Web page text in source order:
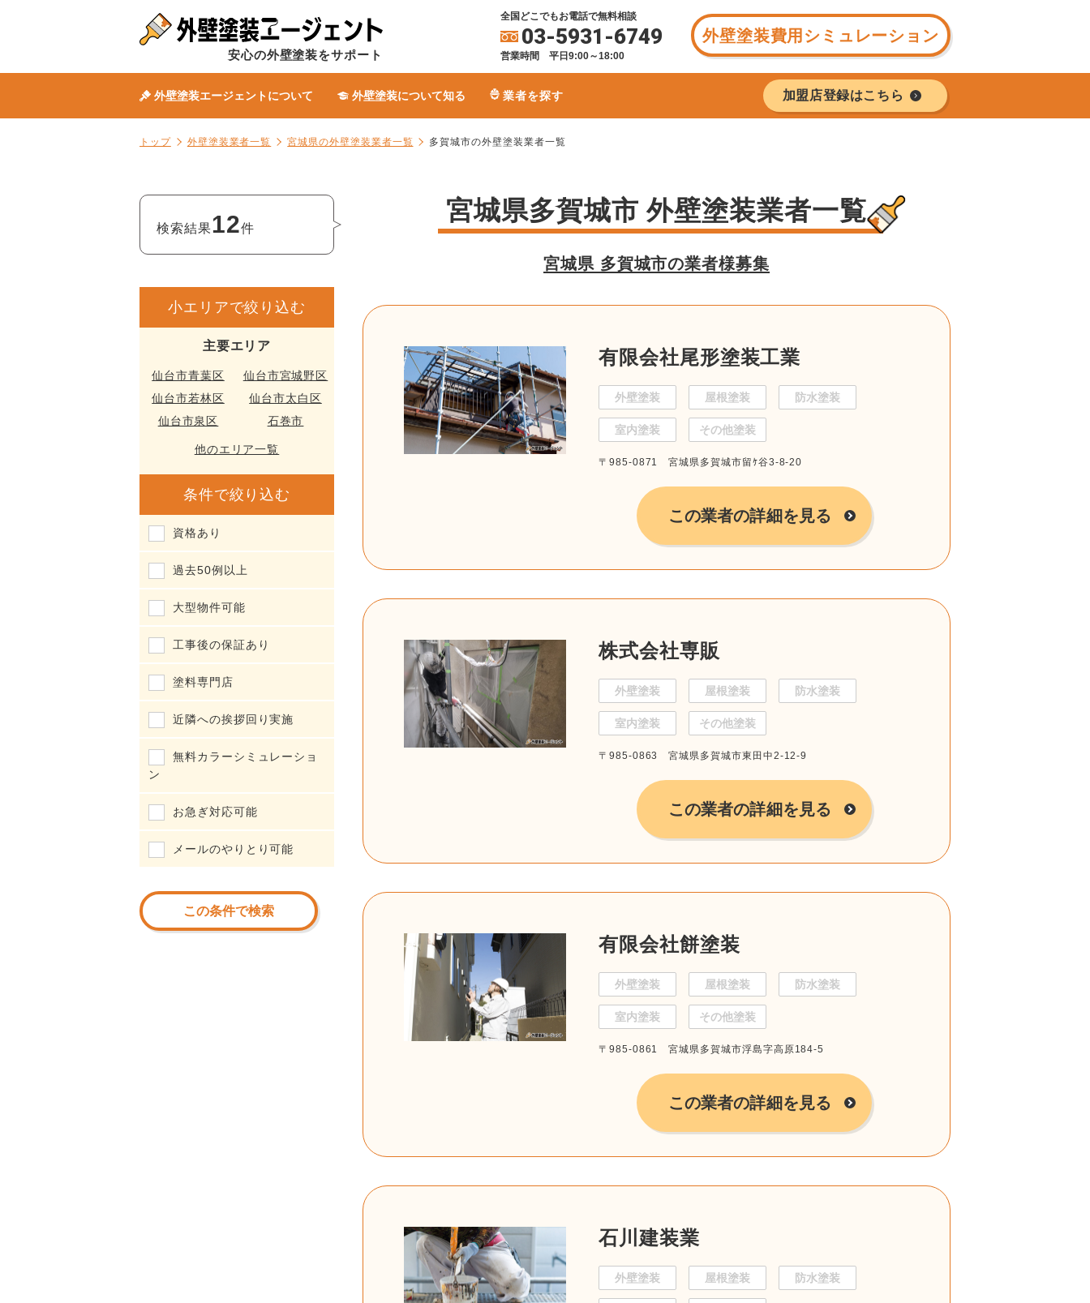
安心の外壁塗装をサポート
全国どこでもお電話で無料相談
03-5931-6749
営業時間 平日9:00～18:00
外壁塗装費用シミュレーション
外壁塗装エージェントについて 外壁塗装について知る 業者を探す 加盟店登録はこちら
トップ 外壁塗装業者一覧 宮城県の外壁塗装業者一覧 多賀城市の外壁塗装業者一覧
検索結果12件
小エリアで絞り込む
主要エリア
仙台市青葉区
仙台市宮城野区
仙台市若林区
仙台市太白区
仙台市泉区
石巻市
他のエリア一覧
条件で絞り込む
資格あり
過去50例以上
大型物件可能
工事後の保証あり
塗料専門店
近隣への挨拶回り実施
無料カラーシミュレーショ
ン
お急ぎ対応可能
メールのやりとり可能
この条件で検索
宮城県多賀城市 外壁塗装業者一覧
宮城県 多賀城市の業者様募集
有限会社尾形塗装工業
外壁塗装 屋根塗装 防水塗装
室内塗装 その他塗装
〒985-0871 宮城県多賀城市留ｹ谷3-8-20
この業者の詳細を見る
株式会社専販
外壁塗装 屋根塗装 防水塗装
室内塗装 その他塗装
〒985-0863 宮城県多賀城市東田中2-12-9
この業者の詳細を見る
有限会社餅塗装
外壁塗装 屋根塗装 防水塗装
室内塗装 その他塗装
〒985-0861 宮城県多賀城市浮島字高原184-5
この業者の詳細を見る
石川建装業
外壁塗装 屋根塗装 防水塗装